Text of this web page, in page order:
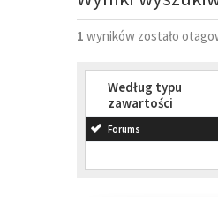
1 wyników zostało
Według typu
zawartości
Forums